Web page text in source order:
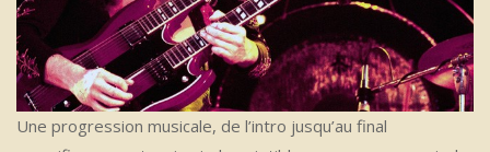
Une progression musicale, de l’intro jusqu’au final